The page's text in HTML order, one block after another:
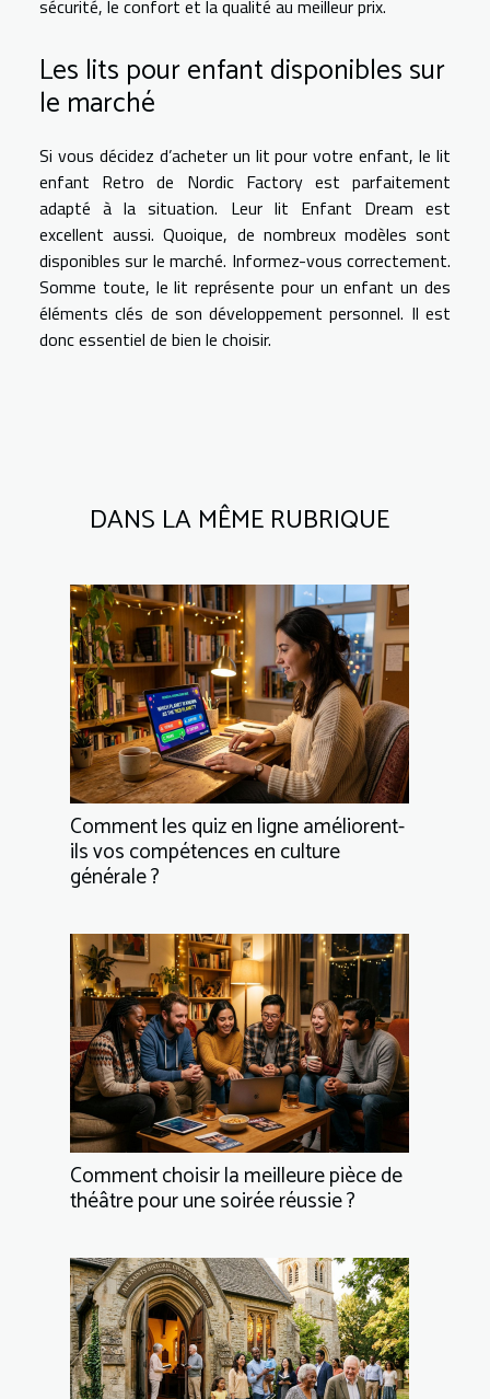
sécurité, le confort et la qualité au meilleur prix.
Les lits pour enfant disponibles sur
le marché
Si vous décidez d’acheter un lit pour votre enfant, le lit
enfant Retro de Nordic Factory est parfaitement
adapté à la situation. Leur lit Enfant Dream est
excellent aussi. Quoique, de nombreux modèles sont
disponibles sur le marché. Informez-vous correctement.
Somme toute, le lit représente pour un enfant un des
éléments clés de son développement personnel. Il est
donc essentiel de bien le choisir.
DANS LA MÊME RUBRIQUE
Comment les quiz en ligne améliorent-
ils vos compétences en culture
générale ?
Comment choisir la meilleure pièce de
théâtre pour une soirée réussie ?